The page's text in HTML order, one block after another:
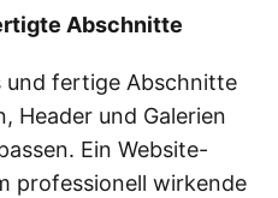
Abschnitte
fertige Abschnitte
Header und Galerien
Ein Website-
professionell wirkende